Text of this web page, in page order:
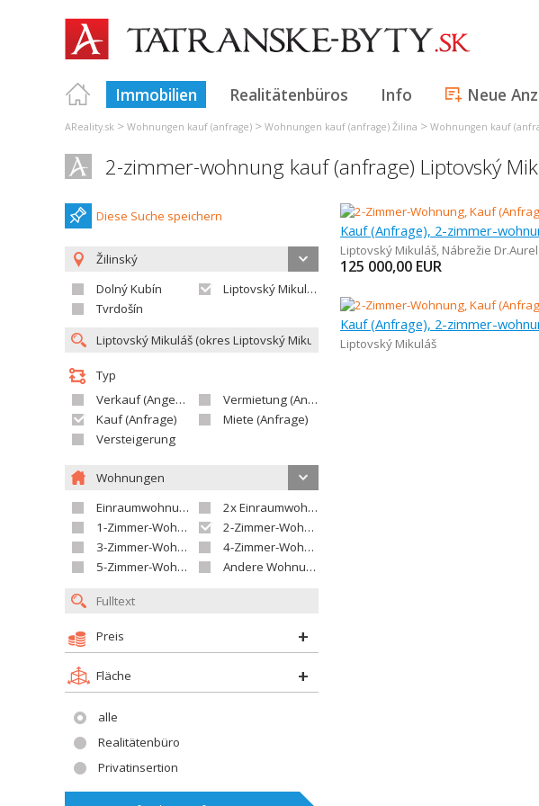
Immobilien Realitätenbüros Info Neue
AReality.sk > Wohnungen kauf (anfrage) > Wohnungen kauf (anfrage) Žilina > Wohnungen kauf
2-zimmer-wohnung kauf (anfrage) Liptovský
Diese Suche speichern
Žilinský
Dolný Kubín
Liptovský Mikuláš
Tvrdošín
Typ
Verkauf (Angebot)
Vermietung (Angebot)
Kauf (Anfrage)
Miete (Anfrage)
Versteigerung
Wohnungen
Einraumwohnung
2x Einraumwohnung
1-Zimmer-Wohnung
2-Zimmer-Wohnung
3-Zimmer-Wohnung
4-Zimmer-Wohnung
5-Zimmer-Wohnung und größer
Andere Wohnung
Preis
Fläche
alle
Realitätenbüro
Privatinsertion
Kauf (Anfrage), 2-zimmer-
Liptovský Mikuláš, Nábrežie
125 000,00 EUR
Kauf (Anfrage), 2-zimmer-
Liptovský Mikuláš